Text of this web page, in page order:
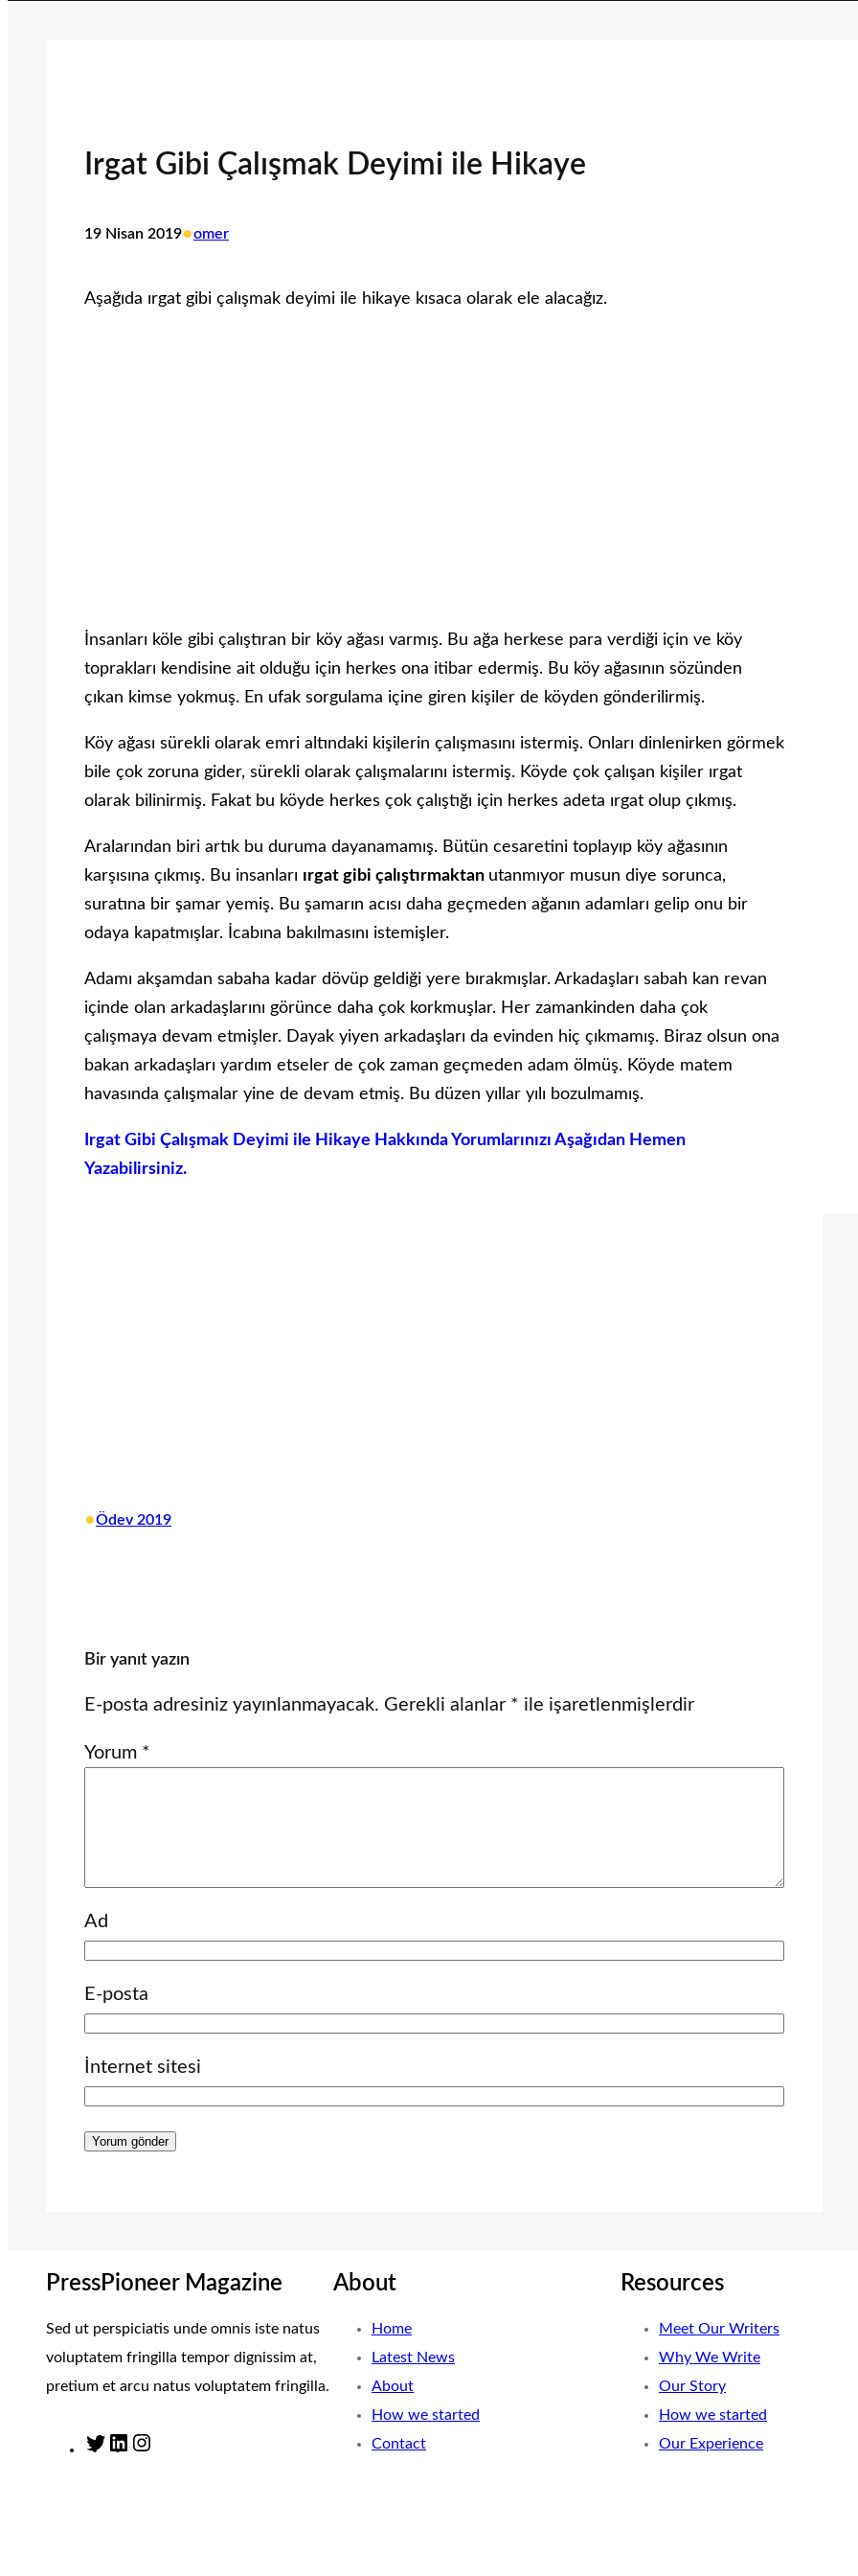
Irgat Gibi Çalışmak Deyimi ile Hikaye
19 Nisan 2019•omer
Aşağıda ırgat gibi çalışmak deyimi ile hikaye kısaca olarak ele alacağız.
İnsanları köle gibi çalıştıran bir köy ağası varmış. Bu ağa herkese para verdiği için ve köy
toprakları kendisine ait olduğu için herkes ona itibar edermiş. Bu köy ağasının sözünden
çıkan kimse yokmuş. En ufak sorgulama içine giren kişiler de köyden gönderilirmiş.
Köy ağası sürekli olarak emri altındaki kişilerin çalışmasını istermiş. Onları dinlenirken görmek
bile çok zoruna gider, sürekli olarak çalışmalarını istermiş. Köyde çok çalışan kişiler ırgat
olarak bilinirmiş. Fakat bu köyde herkes çok çalıştığı için herkes adeta ırgat olup çıkmış.
Aralarından biri artık bu duruma dayanamamış. Bütün cesaretini toplayıp köy ağasının
karşısına çıkmış. Bu insanları ırgat gibi çalıştırmaktan utanmıyor musun diye sorunca,
suratına bir şamar yemiş. Bu şamarın acısı daha geçmeden ağanın adamları gelip onu bir
odaya kapatmışlar. İcabına bakılmasını istemişler.
Adamı akşamdan sabaha kadar dövüp geldiği yere bırakmışlar. Arkadaşları sabah kan revan
içinde olan arkadaşlarını görünce daha çok korkmuşlar. Her zamankinden daha çok
çalışmaya devam etmişler. Dayak yiyen arkadaşları da evinden hiç çıkmamış. Biraz olsun ona
bakan arkadaşları yardım etseler de çok zaman geçmeden adam ölmüş. Köyde matem
havasında çalışmalar yine de devam etmiş. Bu düzen yıllar yılı bozulmamış.
Irgat Gibi Çalışmak Deyimi ile Hikaye Hakkında Yorumlarınızı Aşağıdan Hemen
Yazabilirsiniz.
•Ödev 2019
Bir yanıt yazın
E-posta adresiniz yayınlanmayacak. Gerekli alanlar * ile işaretlenmişlerdir
Yorum *
Ad
E-posta
İnternet sitesi
PressPioneer Magazine
Sed ut perspiciatis unde omnis iste natus
voluptatem fringilla tempor dignissim at,
pretium et arcu natus voluptatem fringilla.
T
L
About
Home
Latest News
About
How we started
Contact
Resources
Meet Our Writers
Why We Write
Our Story
How we started
Our Experience